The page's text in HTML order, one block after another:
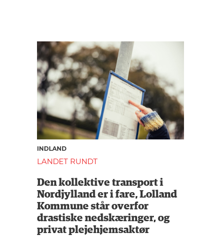
INDLAND
LANDET RUNDT
Den kollektive transport i
Nordjylland er i fare, Lolland
Kommune står overfor
drastiske nedskæringer, og
privat plejehjemsaktør